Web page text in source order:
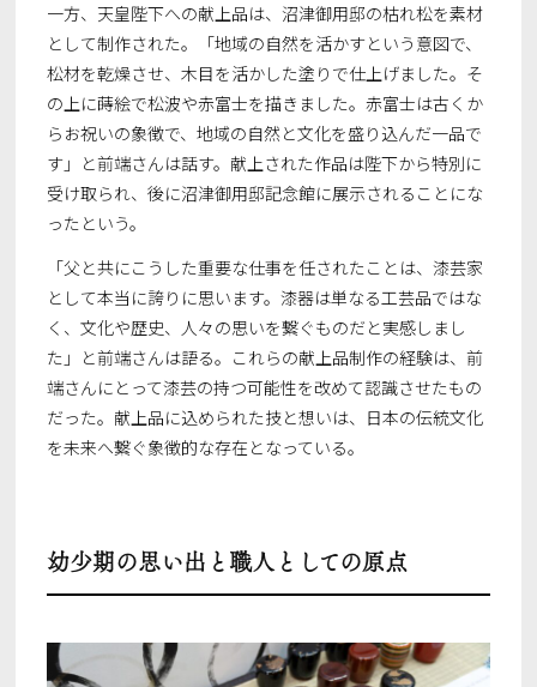
一方、天皇陛下への献上品は、沼津御用邸の枯れ松を素材
として制作された。「地域の自然を活かすという意図で、
松材を乾燥させ、木目を活かした塗りで仕上げました。そ
の上に蒔絵で松波や赤富士を描きました。赤富士は古くか
らお祝いの象徴で、地域の自然と文化を盛り込んだ一品で
す」と前端さんは話す。献上された作品は陛下から特別に
受け取られ、後に沼津御用邸記念館に展示されることにな
ったという。
「父と共にこうした重要な仕事を任されたことは、漆芸家
として本当に誇りに思います。漆器は単なる工芸品ではな
く、文化や歴史、人々の思いを繋ぐものだと実感しまし
た」と前端さんは語る。これらの献上品制作の経験は、前
端さんにとって漆芸の持つ可能性を改めて認識させたもの
だった。献上品に込められた技と想いは、日本の伝統文化
を未来へ繋ぐ象徴的な存在となっている。
幼少期の思い出と職人としての原点